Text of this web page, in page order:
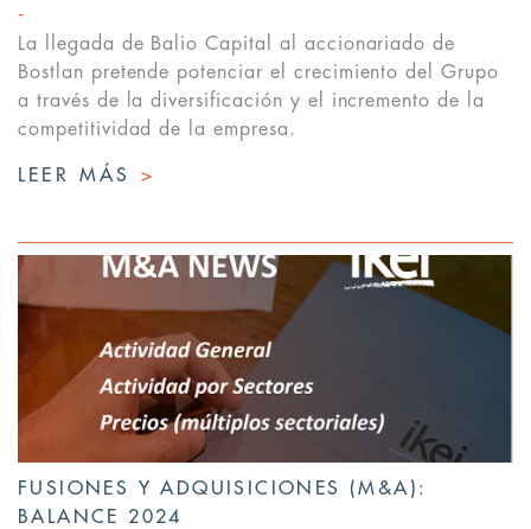
La llegada de Balio Capital al accionariado de
Bostlan pretende potenciar el crecimiento del Grupo
a través de la diversificación y el incremento de la
competitividad de la empresa.
LEER MÁS >
FUSIONES Y ADQUISICIONES (M&A):
BALANCE 2024